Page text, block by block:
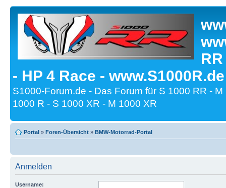
- HP 4 Race -
S1000-Forum.de - Das Forum für S 1000 RR -
1000 R - S 1000 XR - M 1000 XR
Portal » Foren-Übersicht » BMW-Motorrad-Portal
Anmelden
Username: